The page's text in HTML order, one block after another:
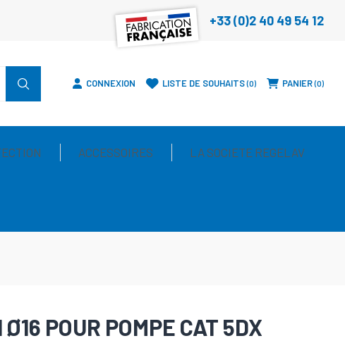
+33 (0)2 40 49 54 12
CONNEXION LISTE DE SOUHAITS 0 PANIER 0
ACCESSOIRES LA SOCIETE REGELAV
POUR POMPE CAT 5DX